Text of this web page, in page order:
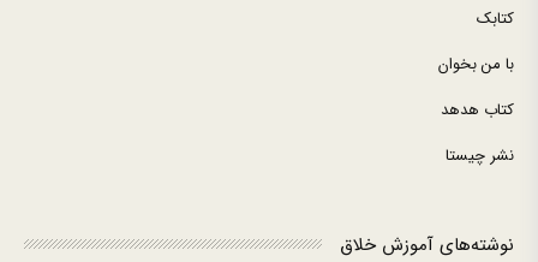
کتابک
با من بخوان
کتاب هدهد
نشر چیستا
نوشته‌های آموزش خلاق